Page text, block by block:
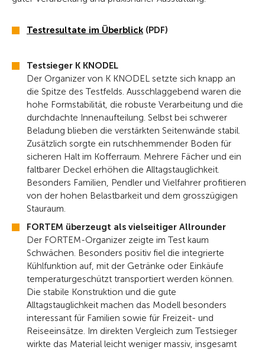
Testresultate im Überblick (PDF)
Testsieger K KNODEL
Der Organizer von K KNODEL setzte sich knapp an
die Spitze des Testfelds. Ausschlaggebend waren die
hohe Formstabilität, die robuste Verarbeitung und die
durchdachte Innenaufteilung. Selbst bei schwerer
Beladung blieben die verstärkten Seitenwände stabil.
Zusätzlich sorgte ein rutschhemmender Boden für
sicheren Halt im Kofferraum. Mehrere Fächer und ein
faltbarer Deckel erhöhen die Alltagstauglichkeit.
Besonders Familien, Pendler und Vielfahrer profitieren
von der hohen Belastbarkeit und dem grosszügigen
Stauraum.
FORTEM überzeugt als vielseitiger Allrounder
Der FORTEM-Organizer zeigte im Test kaum
Schwächen. Besonders positiv fiel die integrierte
Kühlfunktion auf, mit der Getränke oder Einkäufe
temperaturgeschützt transportiert werden können.
Die stabile Konstruktion und die gute
Alltagstauglichkeit machen das Modell besonders
interessant für Familien sowie für Freizeit- und
Reiseeinsätze. Im direkten Vergleich zum Testsieger
wirkte das Material leicht weniger massiv, insgesamt